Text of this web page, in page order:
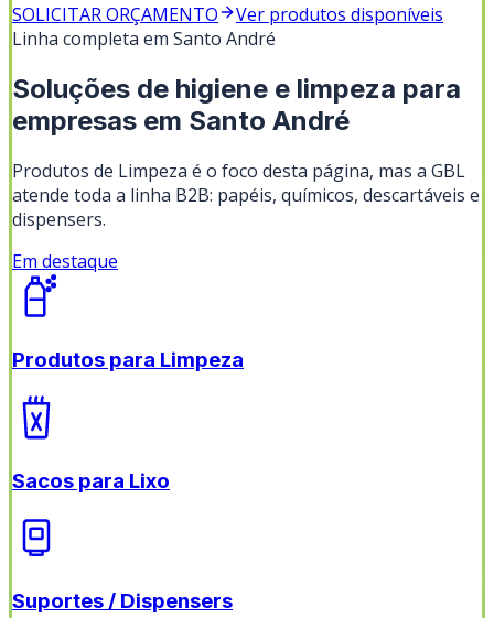
SOLICITAR ORÇAMENTO
Ver produtos disponíveis
Linha completa em Santo André
Soluções de higiene e limpeza para
empresas em Santo André
Produtos de Limpeza é o foco desta página, mas a GBL
atende toda a linha B2B: papéis, químicos, descartáveis e
dispensers.
Em destaque
Produtos para Limpeza
Sacos para Lixo
Suportes / Dispensers